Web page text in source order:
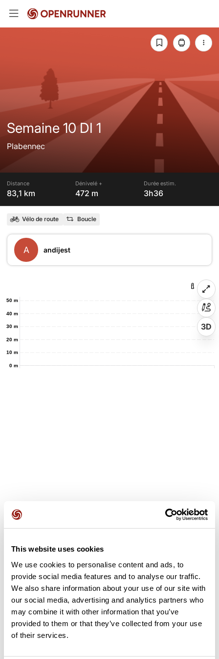
This website uses cookies
We use cookies to personalise content and ads, to
provide social media features and to analyse our traffic.
We also share information about your use of our site with
our social media, advertising and analytics partners who
may combine it with other information that you’ve
provided to them or that they’ve collected from your use
of their services.
Semaine 10 DI 1
Plabennec
Distance
83,1 km
Dénivelé +
472 m
Durée estim.
3h36
Vélo de route Boucle
A andijest
0 m
10 m
20 m
30 m
40 m
50 m
3D
Ajouter un avis
Découvrez ce parcours de vélo de 83,1 km à proximité de